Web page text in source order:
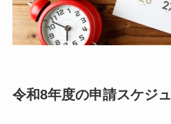
令和8年度の申請スケジ